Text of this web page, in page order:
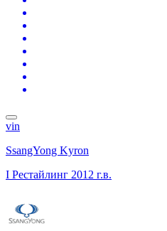
vin
SsangYong Kyron
I Рестайлинг 2012 г.в.